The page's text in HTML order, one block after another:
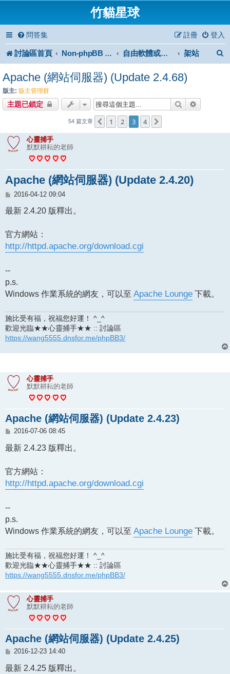
竹貓星球
問答集 登入
註冊
討論區首頁 Non-phpBB specific 自由軟體或免費軟體 架站
Apache (網站伺服器) (Update 2.4.68)
版主: 版主管理群
主題已鎖定 搜尋
54 篇文章 上一頁
1 2 3 4
心靈捕手
默默耕耘的老師
Apache (網站伺服器) (Update 2.4.20)
文
2016-04-12 09:04
最新 2.4.20 版釋出。
官方網站：
http://httpd.apache.org/download.cgi
--
p.s.
Windows 作業系統的網友，可以至 Apache Lounge 下載。
施比受有福，祝福您好運！ ^_^
歡迎光臨★★心靈捕手★★ :: 討論區
https://wang5555.dnsfor.me/phpBB3/
心靈捕手
默默耕耘的老師
Apache (網站伺服器) (Update 2.4.23)
文
2016-07-06 08:45
最新 2.4.23 版釋出。
官方網站：
http://httpd.apache.org/download.cgi
--
p.s.
Windows 作業系統的網友，可以至 Apache Lounge 下載。
施比受有福，祝福您好運！ ^_^
歡迎光臨★★心靈捕手★★ :: 討論區
https://wang5555.dnsfor.me/phpBB3/
心靈捕手
默默耕耘的老師
Apache (網站伺服器) (Update 2.4.25)
文
2016-12-23 14:40
最新 2.4.25 版釋出。